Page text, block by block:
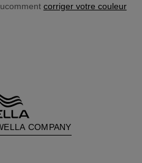
corriger votre couleur
COMPANY